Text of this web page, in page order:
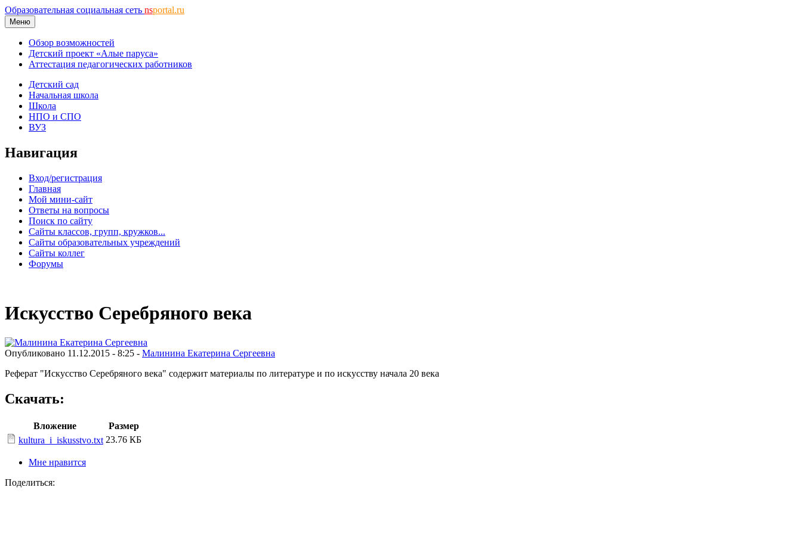
Образовательная социальная сеть nsportal.ru
Меню
Обзор возможностей
Детский проект «Алые паруса»
Аттестация педагогических работников
Детский сад
Начальная школа
Школа
НПО и СПО
ВУЗ
Навигация
Вход/регистрация
Главная
Мой мини-сайт
Ответы на вопросы
Поиск по сайту
Сайты классов, групп, кружков...
Сайты образовательных учреждений
Сайты коллег
Форумы
Искусство Серебряного века
Опубликовано 11.12.2015 - 8:25 - Малинина Екатерина Сергеевна
Реферат "Искусство Серебряного века" содержит материалы по литературе и по искусству начала 20 века
Скачать:
Вложение
Размер
kultura_i_iskusstvo.txt 23.76 КБ
Мне нравится
Поделиться: